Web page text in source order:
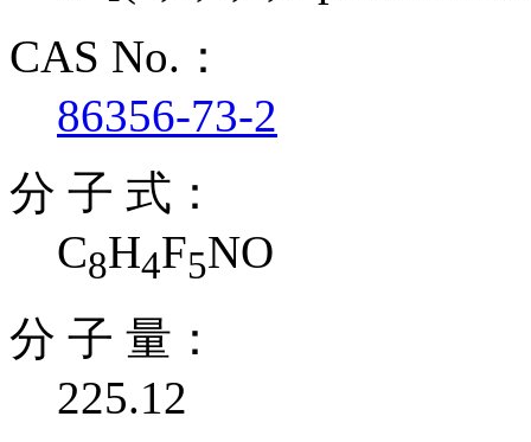
CAS No.：
86356-73-2
分 子 式：
C8H4F5NO
分 子 量：
225.12